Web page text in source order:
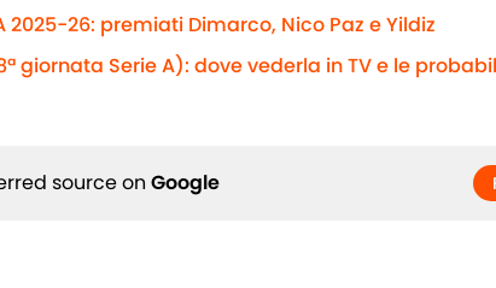
2025-26: premiati Dimarco, Nico Paz e Yildiz
giornata Serie A): dove vederla in TV e le
source on Google